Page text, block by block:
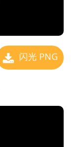
闪光 PNG